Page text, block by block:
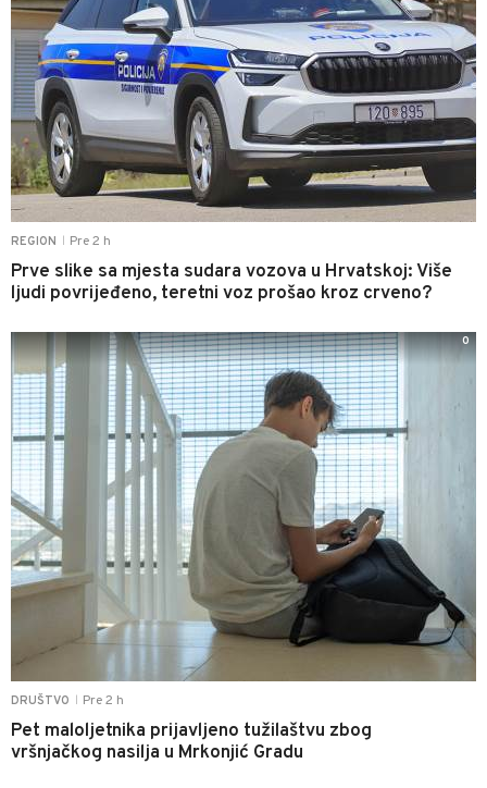
REGION Pre 2 h
Prve slike sa mjesta sudara vozova u Hrvatskoj: Više
ljudi povrijeđeno, teretni voz prošao kroz crveno?
DRUŠTVO Pre 2 h
Pet maloljetnika prijavljeno tužilaštvu zbog
vršnjačkog nasilja u Mrkonjić Gradu
0